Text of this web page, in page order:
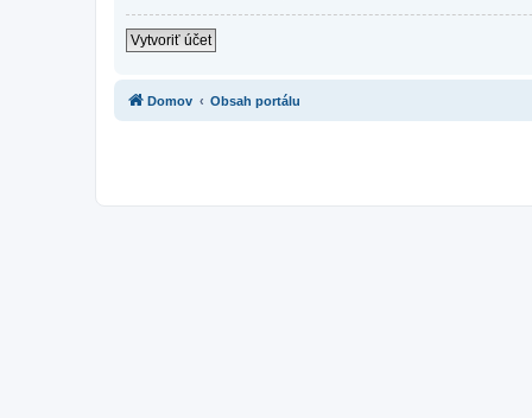
Vytvoriť účet
Domov Obsah portálu